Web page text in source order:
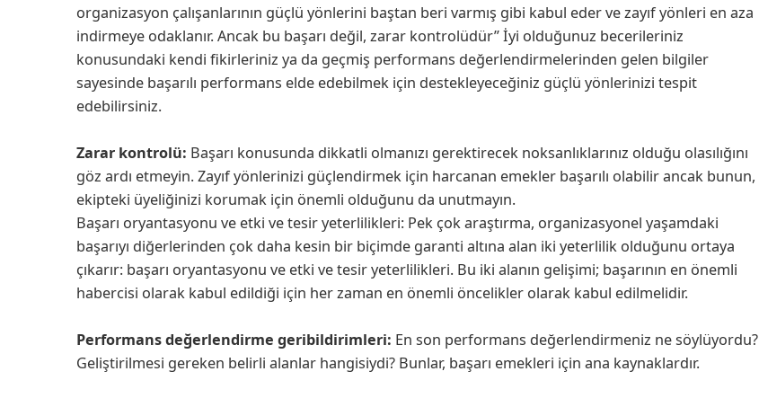
organizasyon çalışanlarının güçlü yönlerini baştan beri varmış gibi kabul eder ve zayıf yönleri en aza
indirmeye odaklanır. Ancak bu başarı değil, zarar kontrolüdür” İyi olduğunuz becerileriniz
konusundaki kendi fikirleriniz ya da geçmiş performans değerlendirmelerinden gelen bilgiler
sayesinde başarılı performans elde edebilmek için destekleyeceğiniz güçlü yönlerinizi tespit
edebilirsiniz.
Zarar kontrolü: Başarı konusunda dikkatli olmanızı gerektirecek noksanlıklarınız olduğu olasılığını
göz ardı etmeyin. Zayıf yönlerinizi güçlendirmek için harcanan emekler başarılı olabilir ancak bunun,
ekipteki üyeliğinizi korumak için önemli olduğunu da unutmayın.
Başarı oryantasyonu ve etki ve tesir yeterlilikleri: Pek çok araştırma, organizasyonel yaşamdaki
başarıyı diğerlerinden çok daha kesin bir biçimde garanti altına alan iki yeterlilik olduğunu ortaya
çıkarır: başarı oryantasyonu ve etki ve tesir yeterlilikleri. Bu iki alanın gelişimi; başarının en önemli
habercisi olarak kabul edildiği için her zaman en önemli öncelikler olarak kabul edilmelidir.
Performans değerlendirme geribildirimleri: En son performans değerlendirmeniz ne söylüyordu?
Geliştirilmesi gereken belirli alanlar hangisiydi? Bunlar, başarı emekleri için ana kaynaklardır.